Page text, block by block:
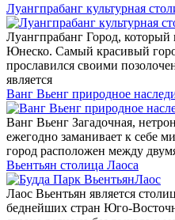
Луангпрабанг культурная
Луангпрабанг Город, который
Юнеско. Самый красивый
прославился своими
является
Ванг Вьенг природное
Ванг Вьенг Загадочная,
ежегодно заманивает к себе
город расположен между
Вьентьян столица Лаоса
Лаос
Лаос Вьентьян является
беднейших стран Юго-